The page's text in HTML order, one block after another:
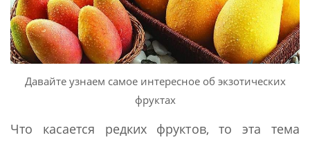
Давайте узнаем самое интересное об экзотических
фруктах
Что касается редких фруктов, то эта тема